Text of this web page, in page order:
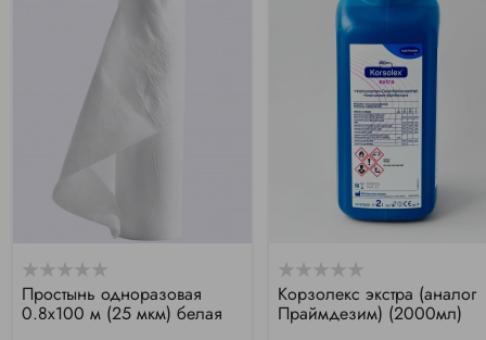
Простынь одноразовая
0.8х100 м (25 мкм) белая
Корзолекс экстра (аналог
Праймдезим) (2000мл)